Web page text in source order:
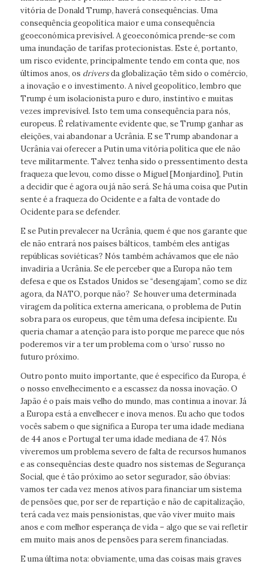
vitória de Donald Trump, haverá consequências. Uma
consequência geopolítica maior e uma consequência
geoeconómica previsível. A geoeconómica prende-se com
uma inundação de tarifas protecionistas. Este é, portanto,
um risco evidente, principalmente tendo em conta que, nos
últimos anos, os driversda globalização têm sido o comércio,
a inovação e o investimento. A nível geopolítico, lembro que
Trump é um isolacionista puro e duro, instintivo e muitas
vezes imprevisível. Isto tem uma consequência para nós,
europeus. É relativamente evidente que, se Trump ganhar as
eleições, vai abandonar a Ucrânia. E se Trump abandonar a
Ucrânia vai oferecer a Putin uma vitória política que ele não
teve militarmente. Talvez tenha sido o pressentimento desta
fraqueza que levou, como disse o Miguel [Monjardino], Putin
a decidir que é agora ou já não será. Se há uma coisa que Putin
sente é a fraqueza do Ocidente e a falta de vontade do
Ocidente para se defender.
E se Putin prevalecer na Ucrânia, quem é que nos garante que
ele não entrará nos países bálticos, também eles antigas
repúblicas soviéticas? Nós também achávamos que ele não
invadiria a Ucrânia. Se ele perceber que a Europa não tem
defesa e que os Estados Unidos se “desengajam”, como se diz
agora, da NATO, porque não? Se houver uma determinada
viragem da política externa americana, o problema de Putin
sobra para os europeus, que têm uma defesa incipiente. Eu
queria chamar a atenção para isto porque me parece que nós
poderemos vir a ter um problema com o ‘urso’ russo no
futuro próximo.
Outro ponto muito importante, que é específico da Europa, é
o nosso envelhecimento e a escassez da nossa inovação. O
Japão é o país mais velho do mundo, mas continua a inovar. Já
a Europa está a envelhecer e inova menos. Eu acho que todos
vocês sabem o que significa a Europa ter uma idade mediana
de 44 anos e Portugal ter uma idade mediana de 47. Nós
viveremos um problema severo de falta de recursos humanos
e as consequências deste quadro nos sistemas de Segurança
Social, que é tão próximo ao setor segurador, são óbvias:
vamos ter cada vez menos ativos para financiar um sistema
de pensões que, por ser de repartição e não de capitalização,
terá cada vez mais pensionistas, que vão viver muito mais
anos e com melhor esperança de vida – algo que se vai refletir
em muito mais anos de pensões para serem financiadas.
E uma última nota: obviamente, uma das coisas mais graves